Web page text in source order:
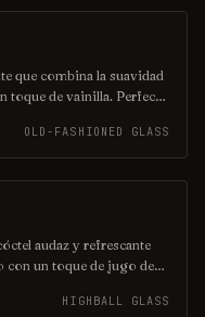
de nostalgia a cada
que combina la suavidad
toque de vainilla. Perfecto
de los sabores
y el placer!
OLD-FASHIONED GLASS
audaz y refrescante
con un toque de jugo de
es tanto nostálgico como
HIGHBALL GLASS